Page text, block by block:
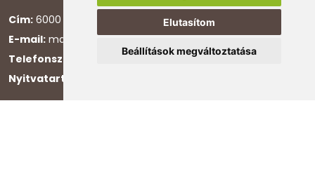
Elutasítom
Beállítások megváltoztatása
Cím: 6000 Kecskemét, Darázs utca 1.
E-mail: magyarcsaladellato@gmail.com
Telefonszám:
+36 30 868 88 75
Nyitvatartás: